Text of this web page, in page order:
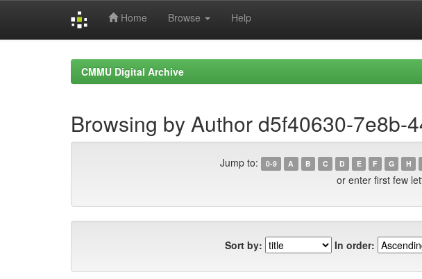
Home Browse Help
CMMU Digital Archive
Browsing by Author d5f40630-7e8b-
Jump to: 0-9 A B C D E F G H
or enter first few
Sort by: In order: